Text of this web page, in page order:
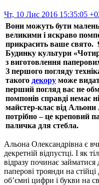
Чт, 10 Лис 2016 15:35:05
Вони можуть бути
великими і яскраво
прикрасить ваше свято.
Будинку культури
з виготовлення
З першого погляду
такого декору може
перший погляд вас не
помпонів справді немає
майстер-клас від
потрібно – це креповий
паличка для стебла.
Альона Олександрівна є
декретній відпустці. І як
відразу починає займатися
паперові троянди на
об’ємні цифри і букви на